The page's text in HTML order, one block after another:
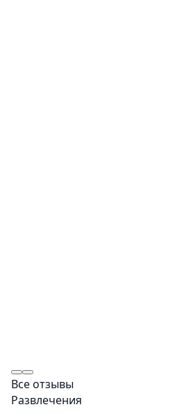
Все отзывы
Развлечения